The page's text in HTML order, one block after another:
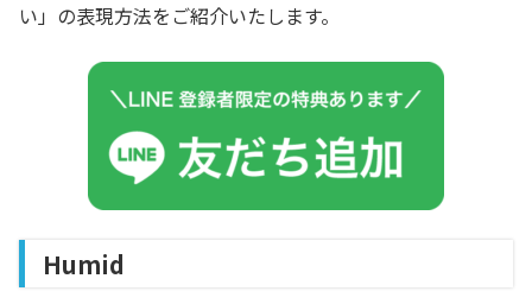
い」の表現方法をご紹介いたします。
Humid